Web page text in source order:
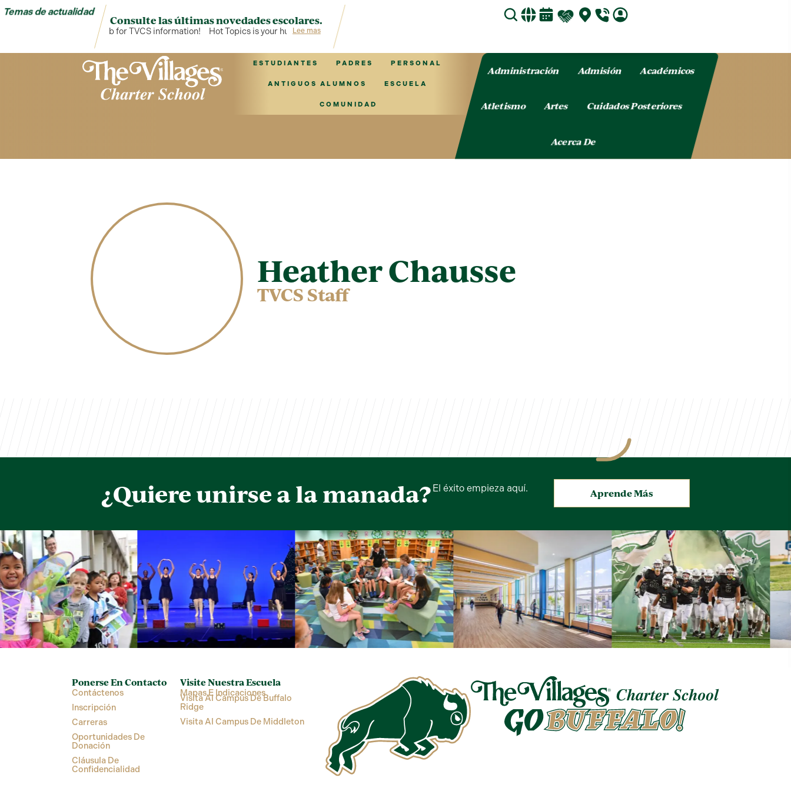
Temas de actualidad
Consulte las últimas novedades escolares.
Hot Topics is your hub for TVCS information! Hot Topics is your hub for TVCS information!
Lee mas
ESTUDIANTES PADRES PERSONAL
ANTIGUOS ALUMNOS ESCUELA
COMUNIDAD
Administración Admisión Académicos
Atletismo Artes Cuidados Posteriores
Acerca De
Heather Chausse
TVCS Staff
¿Quiere unirse a la manada? El éxito empieza aquí. Aprende Más
Ponerse En Contacto
Contáctenos
Inscripción
Carreras
Oportunidades De
Donación
Cláusula De
Confidencialidad
Visite Nuestra Escuela
Mapas E Indicaciones
Visita Al Campus De Buffalo
Ridge
Visita Al Campus De Middleton